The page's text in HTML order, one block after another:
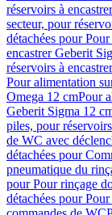
réservoirs à
secteur, pour
détachées pour
encastrer Geberit
réservoirs à
Pour alimentation
Omega 12 cmPour
Geberit Sigma 12
piles, pour
de WC avec
détachées pour
pneumatique du
pour Pour rinçage
détachées pour